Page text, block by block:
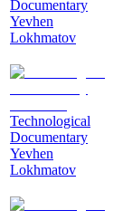
Documentary
Yevhen
Lokhmatov
Technological
Documentary
Yevhen
Lokhmatov